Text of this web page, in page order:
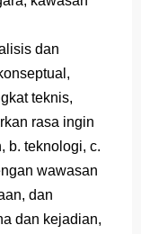
dan
teknis,
rasa ingin
b. teknologi, c.
wawasan
dan
dan kejadian,